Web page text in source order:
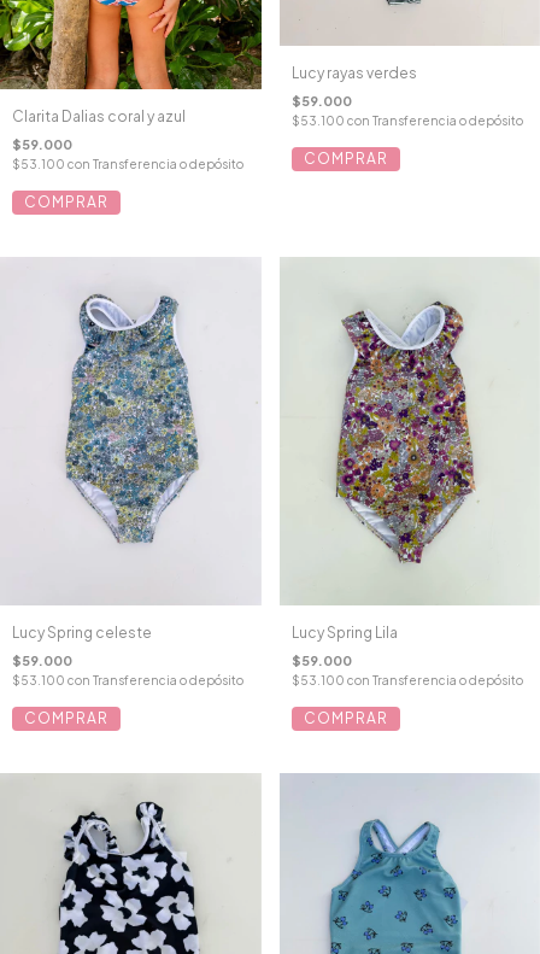
Clarita Dalias coral y azul
$59.000
$53.100 con Transferencia o depósito
COMPRAR
Lucy rayas verdes
$59.000
$53.100 con Transferencia o depósito
COMPRAR
Lucy Spring celeste
$59.000
$53.100 con Transferencia o depósito
COMPRAR
Lucy Spring Lila
$59.000
$53.100 con Transferencia o depósito
COMPRAR